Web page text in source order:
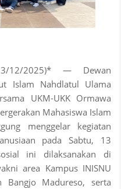
12/2025)* — Dewan
Islam Nahdlatul Ulama
UKM-UKK Ormawa
Mahasiswa Islam
menggelar kegiatan
pada Sabtu, 13
ini dilaksanakan di
area Kampus INISNU
Bangjo Madureso, serta